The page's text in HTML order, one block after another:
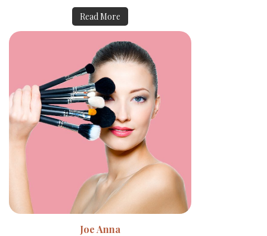
Read More
Joe Anna